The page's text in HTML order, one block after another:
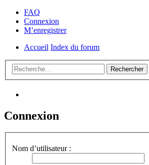
FAQ
Connexion
M’enregistrer
Accueil Index du forum
Rechercher
Connexion
Nom d’utilisateur :